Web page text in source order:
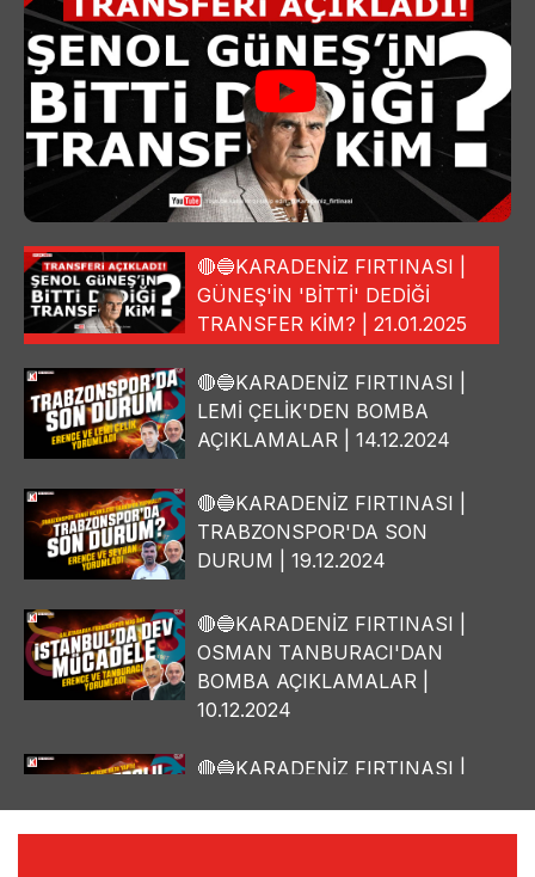
🔴🔵KARADENİZ FIRTINASI |
GÜNEŞ'İN 'BİTTİ' DEDİĞİ
TRANSFER KİM? | 21.01.2025
🔴🔵KARADENİZ FIRTINASI |
LEMİ ÇELİK'DEN BOMBA
AÇIKLAMALAR | 14.12.2024
🔴🔵KARADENİZ FIRTINASI |
TRABZONSPOR'DA SON
DURUM | 19.12.2024
🔴🔵KARADENİZ FIRTINASI |
OSMAN TANBURACI'DAN
BOMBA AÇIKLAMALAR |
10.12.2024
🔴🔵KARADENİZ FIRTINASI |